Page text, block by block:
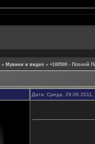
» Мувики и видео » +100500 - Плохой
Дата: Среда,